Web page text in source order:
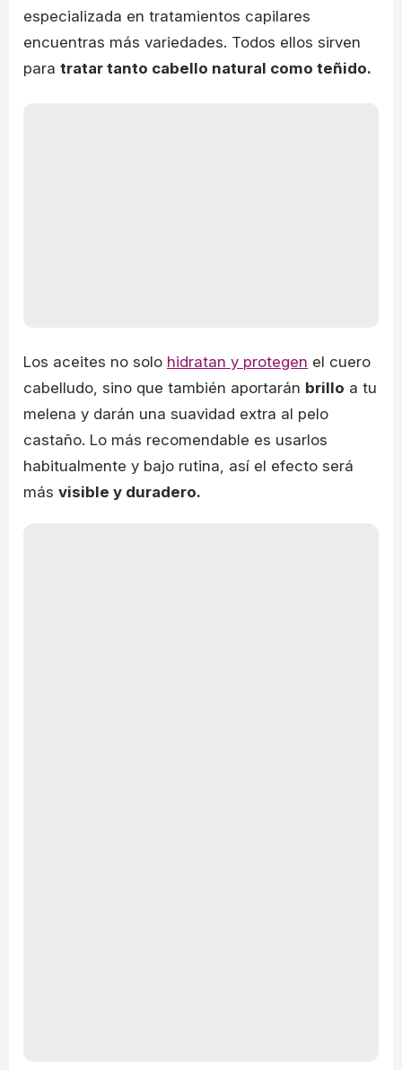
especializada en tratamientos capilares
encuentras más variedades. Todos ellos sirven
para tratar tanto cabello natural como teñido.
Los aceites no solo hidratan y protegen el cuero
cabelludo, sino que también aportarán brillo a tu
melena y darán una suavidad extra al pelo
castaño. Lo más recomendable es usarlos
habitualmente y bajo rutina, así el efecto será
más visible y duradero.